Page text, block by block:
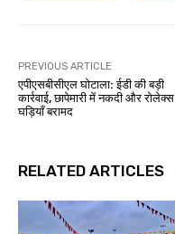
PREVIOUS ARTICLE
एपीएसबीसीएल घोटाला: ईडी की बड़ी
कार्रवाई, छापेमारी में नकदी और रोलेक्स
घड़ियाँ बरामद
RELATED ARTICLES